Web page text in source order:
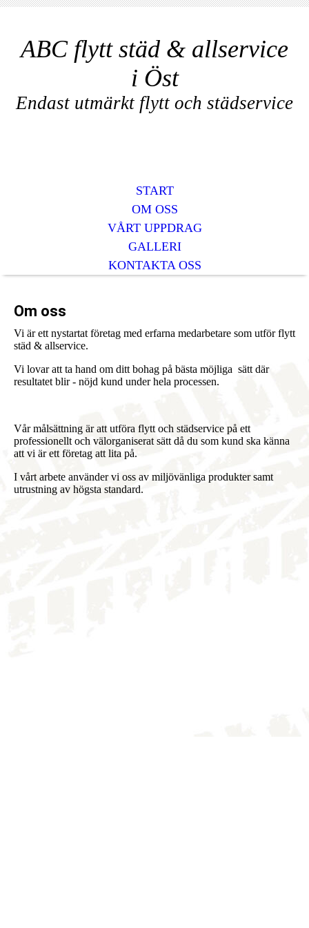
ABC flytt städ & allservice
i Öst
Endast utmärkt flytt och städservice
START
OM OSS
VÅRT UPPDRAG
GALLERI
KONTAKTA OSS
Om oss
Vi är ett nystartat företag med erfarna medarbetare som utför flytt
städ & allservice.
Vi lovar att ta hand om ditt bohag på bästa möjliga sätt där
resultatet blir - nöjd kund under hela processen.
Vår målsättning är att utföra flytt och städservice på ett
professionellt och välorganiserat sätt då du som kund ska känna
att vi är ett företag att lita på.
I vårt arbete använder vi oss av miljövänliga produkter samt
utrustning av högsta standard.